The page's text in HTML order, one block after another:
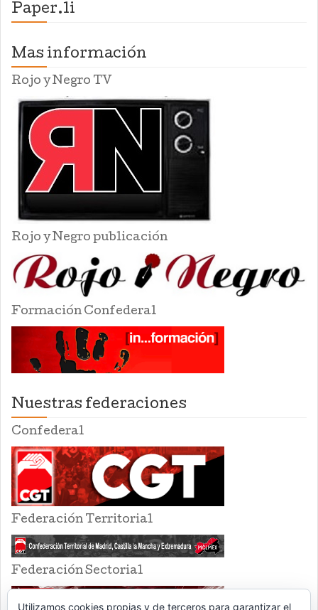
Paper.li
Mas información
Rojo y Negro TV
Rojo y Negro publicación
Formación Confederal
Nuestras federaciones
Confederal
Federación Territorial
Federación Sectorial
Utilizamos cookies propias y de terceros para garantizar el